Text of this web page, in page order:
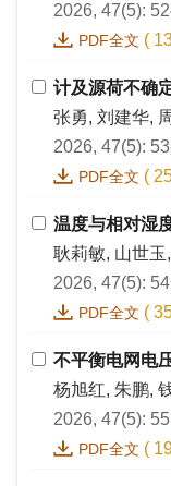
2026, 47(5):
PDF全文 (
计及源荷不确
张勇, 刘建华,
2026, 47(5):
PDF全文 (
温度与相对湿
耿莉敏, 山世
2026, 47(5):
PDF全文 (
不平衡电网电
杨旭红, 朱鹏,
2026, 47(5):
PDF全文 (